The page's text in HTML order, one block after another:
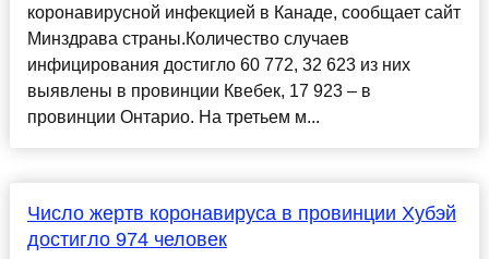
коронавирусной инфекцией в Канаде, сообщает сайт
Минздрава страны.Количество случаев
инфицирования достигло 60 772, 32 623 из них
выявлены в провинции Квебек, 17 923 – в
провинции Онтарио. На третьем м...
Число жертв коронавируса в провинции Хубэй
достигло 974 человек